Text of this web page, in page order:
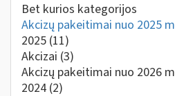
Bet kurios kategorijos
Akcizų pakeitimai nuo 2025
2025 (11)
Akcizai (3)
Akcizų pakeitimai nuo 2026
2024 (2)